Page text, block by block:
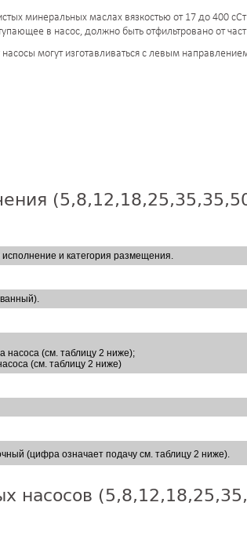
минеральных маслах вязкостью от 17 до 400
в насос, должно быть отфильтровано от
могут изготавливаться с левым
исполнение и категория размещения.
насоса (см. таблицу 2 ниже);
(см. таблицу 2 ниже)
(цифра означает подачу см. таблицу 2 ниже).
насосов